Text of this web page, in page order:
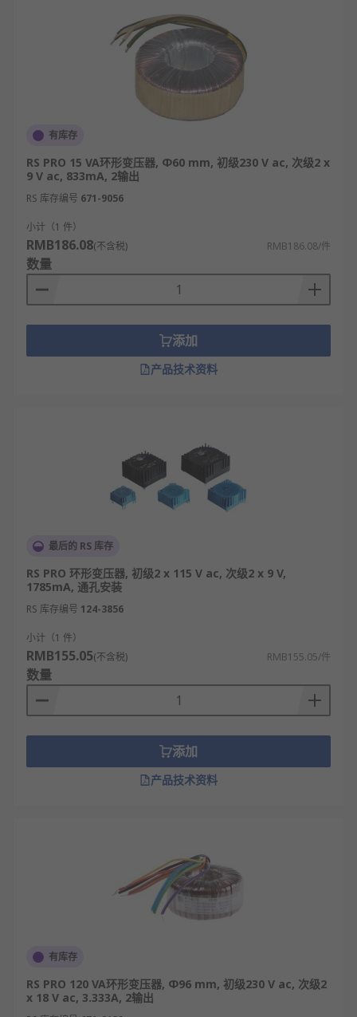
有库存
RS PRO 15 VA环形变压器, Φ60 mm, 初级230 V ac, 次级2 x
9 V ac, 833mA, 2输出
RS 库存编号 671-9056
小计（1 件）
RMB186.08(不含税) RMB186.08/件
数量
添加
产品技术资料
最后的 RS 库存
RS PRO 环形变压器, 初级2 x 115 V ac, 次级2 x 9 V,
1785mA, 通孔安装
RS 库存编号 124-3856
小计（1 件）
RMB155.05(不含税) RMB155.05/件
数量
添加
产品技术资料
有库存
RS PRO 120 VA环形变压器, Φ96 mm, 初级230 V ac, 次级2
x 18 V ac, 3.333A, 2输出